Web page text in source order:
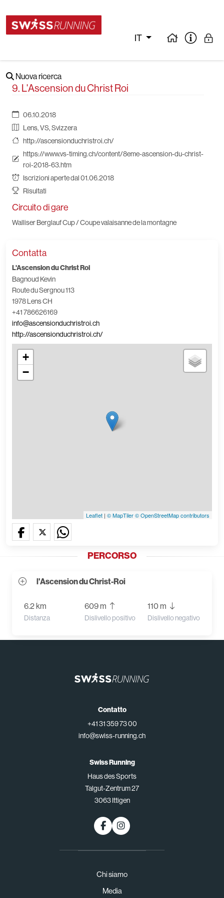
IT
Nuova ricerca
9. L'Ascension du Christ Roi
06.10.2018
Lens, VS, Svizzera
http://ascensionduchristroi.ch/
https://www.vs-timing.ch/content/8eme-ascension-du-christ-
roi-2018-63.htm
Iscrizioni aperte dal 01.06.2018
Risultati
Circuito di gare
Walliser Berglauf Cup / Coupe valaisanne de la montagne
Contatta
L'Ascension du Christ Roi
Bagnoud Kevin
Route du Sergnou 113
1978 Lens CH
+41 786626169
info@ascensionduchristroi.ch
http://ascensionduchristroi.ch/
+
−
Leaflet | © MapTiler© OpenStreetMap contributors
PERCORSO
l'Ascension du Christ-Roi
6.2 km
Distanza
609 m
Dislivello positivo
110 m
Dislivello negativo
Chi siamo
Media
Contatto
+41 31 359 73 00
info@swiss-running.ch
Swiss Running
Haus des Sports
Talgut-Zentrum 27
3063 Ittigen